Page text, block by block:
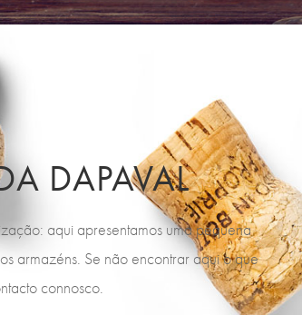
DAPAVAL
aqui apresentamos uma pequena
armazéns. Se não encontrar aqui o que
connosco.